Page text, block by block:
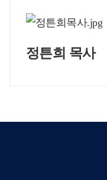
정튼희 목사